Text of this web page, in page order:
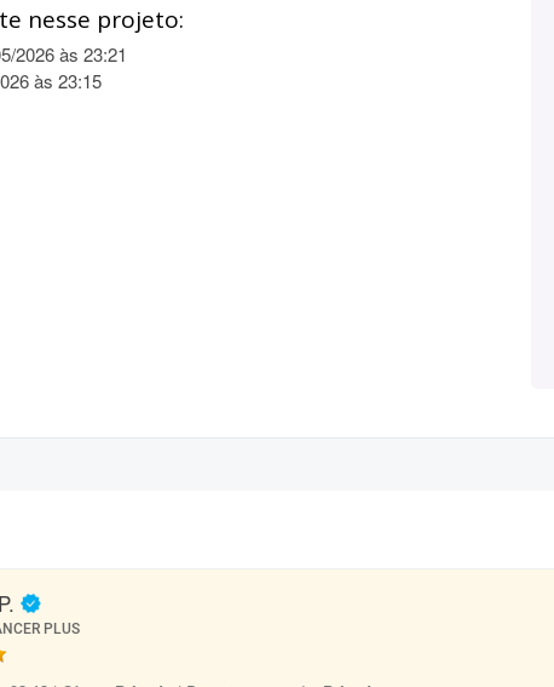
nesse projeto:
2026 às 23:21
às 23:15
PLUS